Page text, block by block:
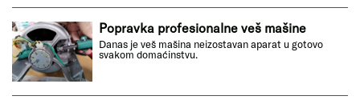
Popravka profesionalne veš mašine
Danas je veš mašina neizostavan aparat u gotovo
svakom domaćinstvu.